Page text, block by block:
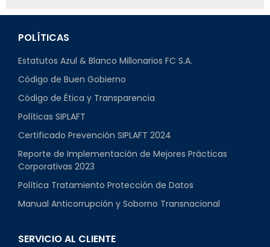
POLÍTICAS
Estatutos Azul & Blanco Millonarios FC S.A.
Código de Buen Gobierno
Código de Ética y Transparencia
Políticas SIPLAFT
Certificado Prevención SIPLAFT 2024
Reporte de Implementación de Mejores Prácticas
Corporativas 2023
Política Tratamiento Protección de Datos
Manual Anticorrupción y Soborno Transnacional
SERVICIO AL CLIENTE